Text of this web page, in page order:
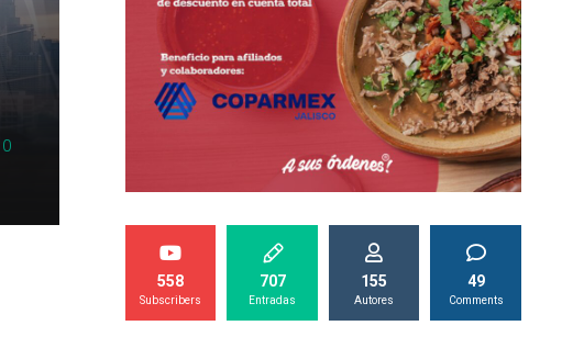
0
558
Subscribers
707
Entradas
155
Autores
49
Comments